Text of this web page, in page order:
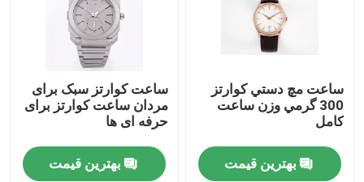
ساعت مچ دستي کوارتز
300 گرمي وزن ساعت
کامل
بهترین قیمت
ساعت کوارتز سبک برای
مردان ساعت کوارتز برای
حرفه ای ها
بهترین قیمت